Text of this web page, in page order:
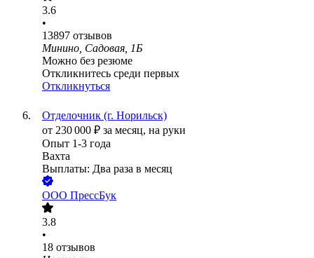
3.6
•
13897 отзывов
Минино, Садовая, 1Б
Можно без резюме
Откликнитесь среди первых
Откликнуться
Отделочник (г. Норильск)
от 230 000 ₽ за месяц, на руки
Опыт 1-3 года
Вахта
Выплаты: Два раза в месяц
ООО ПрессБук
3.8
•
18 отзывов